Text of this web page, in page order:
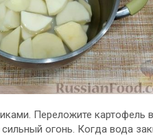
Переложите картофель
огонь. Когда вода